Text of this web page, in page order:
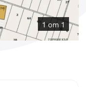
1 от 1